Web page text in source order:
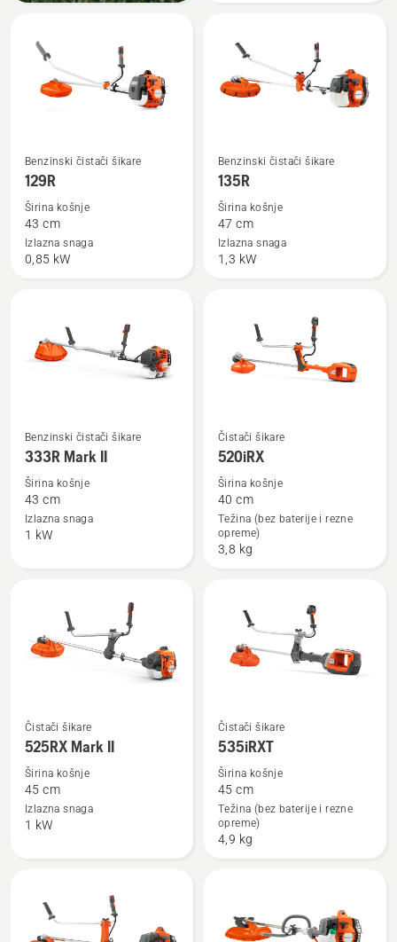
Pogledajte
više
detalja
129R
Benzinski čistači šikare
129R
Širina košnje
43 cm
Izlazna snaga
0,85 kW
Pogledajte
više
detalja
135R
Benzinski čistači šikare
135R
Širina košnje
47 cm
Izlazna snaga
1,3 kW
Pogledajte
više
detalja
333R
Benzinski čistači šikare
333R Mark II
Širina košnje
43 cm
Izlazna snaga
1 kW
Pogledajte
više
detalja
520iRX
Čistači šikare
520iRX
Širina košnje
40 cm
Težina (bez baterije i rezne
opreme)
3,8 kg
Pogledajte
više
detalja
525RX
Čistači šikare
525RX Mark II
Širina košnje
45 cm
Izlazna snaga
1 kW
Pogledajte
više
detalja
535iRXT
Čistači šikare
535iRXT
Širina košnje
45 cm
Težina (bez baterije i rezne
opreme)
4,9 kg